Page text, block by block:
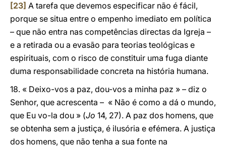
[23] A tarefa que devemos especificar não é fácil,
porque se situa entre o empenho imediato em política
– que não entra nas competências directas da Igreja –
e a retirada ou a evasão para teorias teológicas e
espirituais, com o risco de constituir uma fuga diante
duma responsabilidade concreta na história humana.
18. « Deixo-vos a paz, dou-vos a minha paz » – diz o
Senhor, que acrescenta – « Não é como a dá o mundo,
que Eu vo-la dou » (Jo 14, 27). A paz dos homens, que
se obtenha sem a justiça, é ilusória e efémera. A justiça
dos homens, que não tenha a sua fonte na